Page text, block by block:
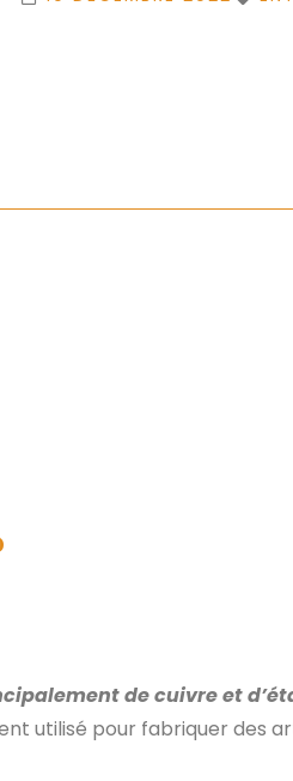
de cuivre et
utilisé pour fabriquer des